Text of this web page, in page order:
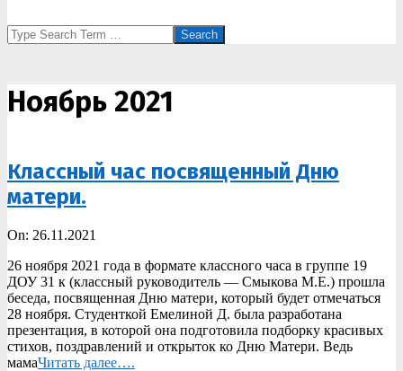
Search
Ноябрь 2021
Классный час посвященный Дню
матери.
2021-
26
On: 26.11.2021
26 ноября 2021 года в формате классного часа в группе 19
ДОУ 31 к (классный руководитель — Смыкова М.Е.) прошла
беседа, посвященная Дню матери, который будет отмечаться
28 ноября. Студенткой Емелиной Д. была разработана
презентация, в которой она подготовила подборку красивых
стихов, поздравлений и открыток ко Дню Матери. Ведь
мамаЧитать далее….